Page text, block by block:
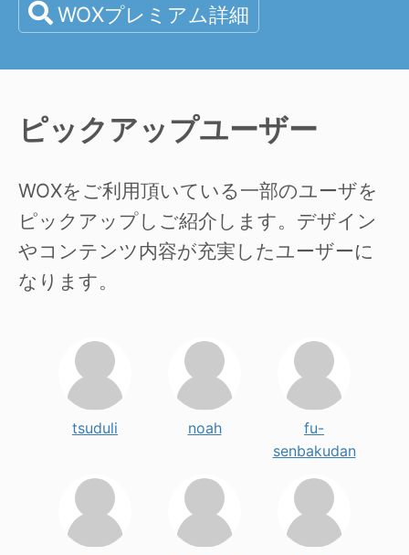
WOXプレミアム詳細
ピックアップユーザー
WOXをご利用頂いている一部のユーザを
ピックアップしご紹介します。デザイン
やコンテンツ内容が充実したユーザーに
なります。
tsuduli noah
fu-
senbakudan